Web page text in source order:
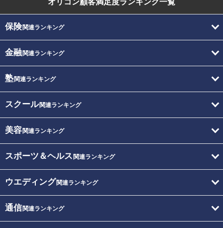
保険関連ランキング
金融関連ランキング
塾関連ランキング
スクール関連ランキング
美容関連ランキング
スポーツ＆ヘルス 関連ランキング
ウエディング関連ランキング
通信関連ランキング